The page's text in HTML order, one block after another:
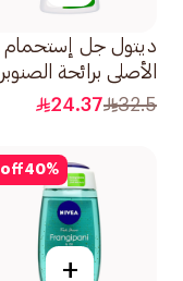
ديتول جل إستحمام
الأصلي برائحة الصنوبر
700مل
32.5
24.37
40%
off
+